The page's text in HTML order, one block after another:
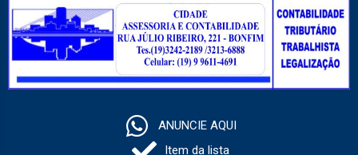
ANUNCIE AQUI
Item da lista